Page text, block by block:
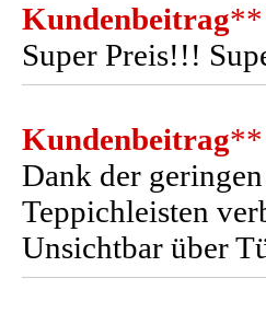
Kundenbeitrag**
Super Preis!!!
Kundenbeitrag**
Dank der
Teppichleisten
Unsichtbar über